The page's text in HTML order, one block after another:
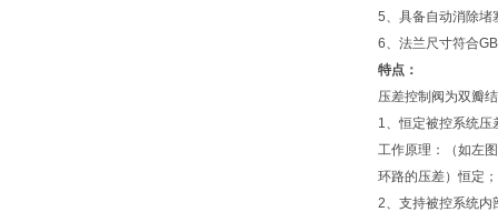
5、具备自动消除堵
6、法兰尺寸符合
特点：
压差控制阀为双瓣
1、恒定被控系统压
工作原理：（如左
环路的压差）恒定
2、支持被控系统内